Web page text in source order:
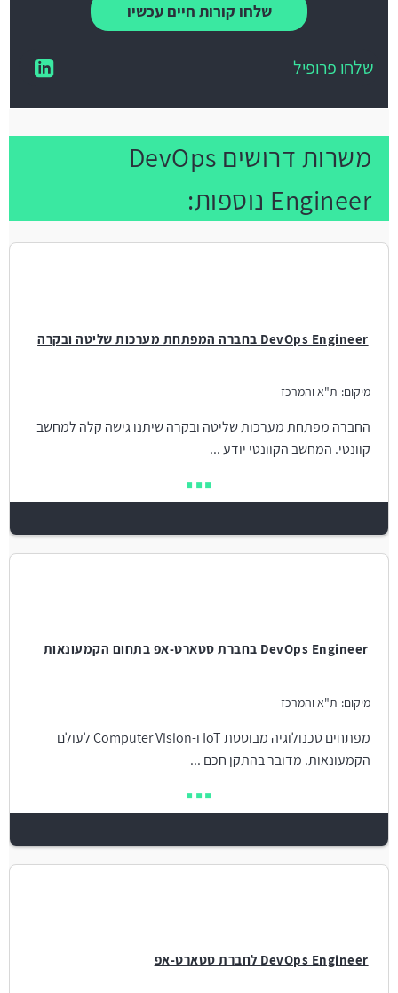
שלחו קורות חיים עכשיו
שלחו פרופיל
משרות דרושים DevOps
Engineer נוספות:
DevOps Engineer בחברה המפתחת מערכות שליטה ובקרה
מיקום: ת"א והמרכז
החברה מפתחת מערכות שליטה ובקרה שיתנו גישה קלה למחשב
קוונטי. המחשב הקוונטי יודע ...
DevOps Engineer בחברת סטארט-אפ בתחום הקמעונאות
מיקום: ת"א והמרכז
מפתחים טכנולוגיה מבוססת IoT ו-Computer Vision לעולם
הקמעונאות. מדובר בהתקן חכם ...
DevOps Engineer לחברת סטארט-אפ